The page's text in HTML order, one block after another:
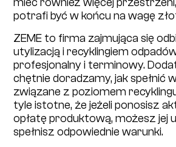
potrafi być w końcu na wagę
ZEME to firma zajmująca się
utylizacją i recyklingiem
profesjonalny i terminowy.
chętnie doradzamy, jak spełnić
związane z poziomem
tyle istotne, że jeżeli ponosisz
opłatę produktową, możesz jej
spełnisz odpowiednie warunki.